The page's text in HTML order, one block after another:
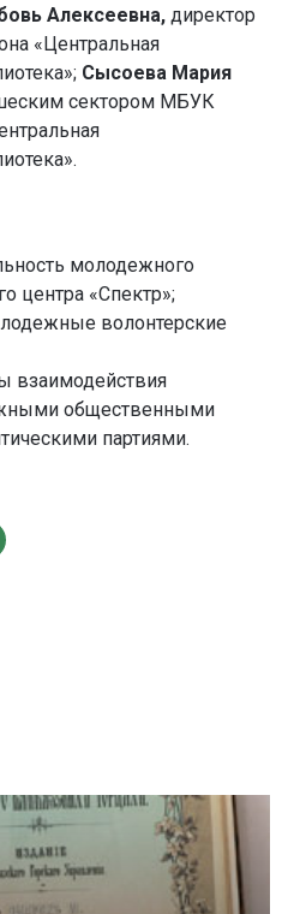
Алексеевна, директор
«Центральная
Сысоева Мария
сектором МБУК
молодежного
центра «Спектр»;
волонтерские
взаимодействия
общественными
партиями.